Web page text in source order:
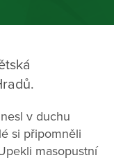
v duchu
si připomněli
masopustní